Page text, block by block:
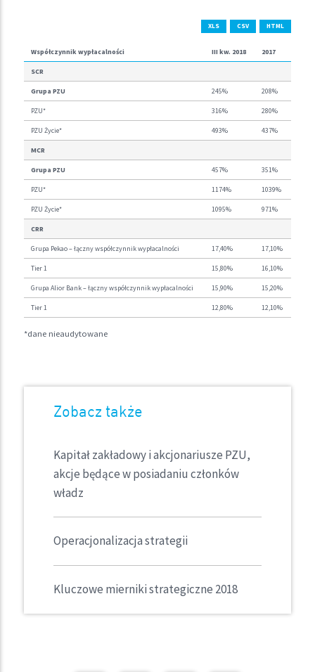
XLS CSV HTML
Współczynnik wypłacalności III kw. 2018 2017
SCR
Grupa PZU 245% 208%
PZU* 316% 280%
PZU Życie* 493% 437%
MCR
Grupa PZU 457% 351%
PZU* 1174% 1039%
PZU Życie* 1095% 971%
CRR
Grupa Pekao – łączny współczynnik wypłacalności 17,40% 17,10%
Tier 1 15,80% 16,10%
Grupa Alior Bank – łączny współczynnik wypłacalności 15,90% 15,20%
Tier 1 12,80% 12,10%
*dane nieaudytowane
Zobacz także
Kapitał zakładowy i akcjonariusze PZU,
akcje będące w posiadaniu członków
władz
Operacjonalizacja strategii
Kluczowe mierniki strategiczne 2018